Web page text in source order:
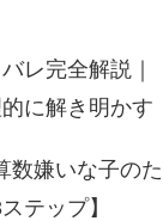
レ完全解説｜
に解き明かす
数嫌いな子のた
テップ】